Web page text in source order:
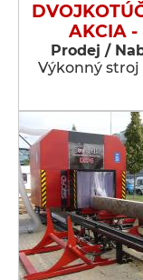
AKCIA
Prodej /
Výkonný stroj